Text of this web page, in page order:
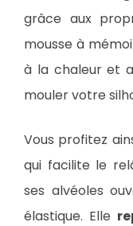
grâce aux
mousse à
à la chaleur et
mouler votre
Vous profitez
qui facilite le
ses alvéoles
élastique. Elle